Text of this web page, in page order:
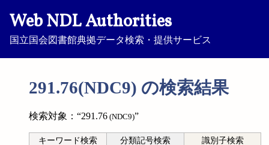
Web NDL Authorities
国立国会図書館典拠データ検索・提供サービス
291.76(NDC9) の検索結果
検索対象：“291.76 (NDC9)”
キーワード検索 分類記号検索 識別子検索